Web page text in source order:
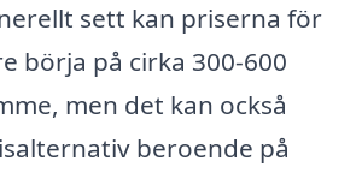
sett kan priserna för
börja på cirka 300-600
men det kan också
beroende på